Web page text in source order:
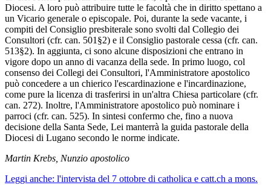
Diocesi. A loro può attribuire tutte le facoltà che in diritto spettano a
un Vicario generale o episcopale. Poi, durante la sede vacante, i
compiti del Consiglio presbiterale sono svolti dal Collegio dei
Consultori (cfr. can. 501§2) e il Consiglio pastorale cessa (cfr. can.
513§2). In aggiunta, ci sono alcune disposizioni che entrano in
vigore dopo un anno di vacanza della sede. In primo luogo, col
consenso dei Collegi dei Consultori, l'Amministratore apostolico
può concedere a un chierico l'escardinazione e l'incardinazione,
come pure la licenza di trasferirsi in un'altra Chiesa particolare (cfr.
can. 272). Inoltre, l'Amministratore apostolico può nominare i
parroci (cfr. can. 525). In sintesi confermo che, fino a nuova
decisione della Santa Sede, Lei manterrà la guida pastorale della
Diocesi di Lugano secondo le norme indicate.
Martin Krebs, Nunzio apostolico
Leggi anche: l'intervista del 7 ottobre di catholica e catt.ch a mons.